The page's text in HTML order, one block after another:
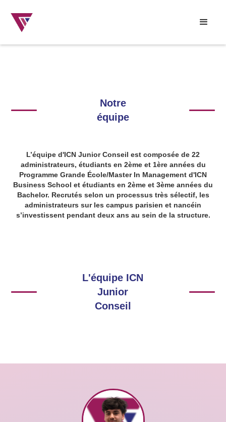
Notre
équipe
L’équipe d'ICN Junior Conseil est composée de 22
administrateurs, étudiants en 2ème et 1ère années du
Programme Grande École/Master In Management d'ICN
Business School et étudiants en 2ème et 3ème années du
Bachelor. ​Recrutés selon un processus très sélectif, les
administrateurs sur les campus parisien et nancéin
s’investissent pendant deux ans au sein de la structure.
L'équipe ICN
Junior
Conseil